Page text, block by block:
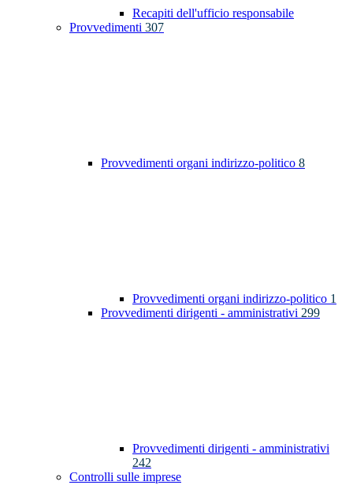
Recapiti dell'ufficio responsabile
Provvedimenti 307
Provvedimenti organi indirizzo-politico 8
Provvedimenti organi indirizzo-politico 1
Provvedimenti dirigenti - amministrativi 299
Provvedimenti dirigenti - amministrativi
242
Controlli sulle imprese